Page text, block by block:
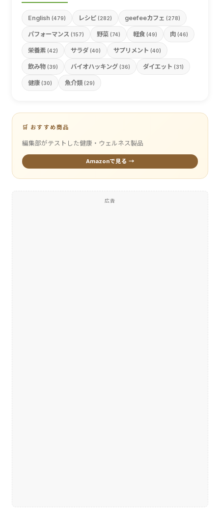
English (479) レシピ (282) geefeeカフェ (278)
パフォーマンス (157) 野菜 (74) 軽食 (49) 肉 (46)
栄養素 (42) サラダ (40) サプリメント (40)
飲み物 (39) バイオハッキング (36) ダイエット (31)
健康 (30) 魚介類 (29)
🛒 おすすめ商品
編集部がテストした健康・ウェルネス製品
Amazonで見る →
広告